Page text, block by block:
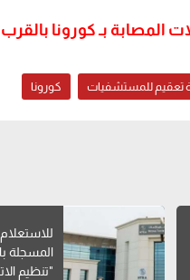
المصابة بـ كورونا
تعقيم للمستشفيات كورونا
المسجلة
"تنظيم